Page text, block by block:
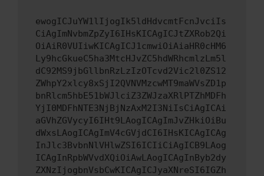
ewogICJuYW1lIjogIk5ldHdvcmtFcnJvciIs
CiAgImNvbmZpZyI6IHsKICAgICJtZXRob2Qi
OiAiR0VUIiwKICAgICJ1cmwiOiAiaHR0cHM6
Ly9hcGkueC5ha3MtcHJvZC5hdWRhcmlzLm5l
dC92MS9jbGllbnRzLzIzOTcvd2Vic2l0ZS12
ZWhpY2xlcy8xSjI2QVNVMzcwMT9maWVsZD1p
bnRlcm5hbE51bWJlciZ3ZWJzaXRlPTZhMDFh
YjI0MDFhNTE3NjBjNzAxM2I3NiIsCiAgICAi
aGVhZGVycyI6IHt9LAogICAgImJvZHkiOiBu
dWxsLAogICAgImV4cGVjdCI6IHsKICAgICAg
InJlc3BvbnNlVHlwZSI6ICIiCiAgICB9LAog
ICAgInRpbWVvdXQiOiAwLAogICAgInByb2dy
ZXNzIjogbnVsbCwKICAgICJyaXNreSI6IGZh